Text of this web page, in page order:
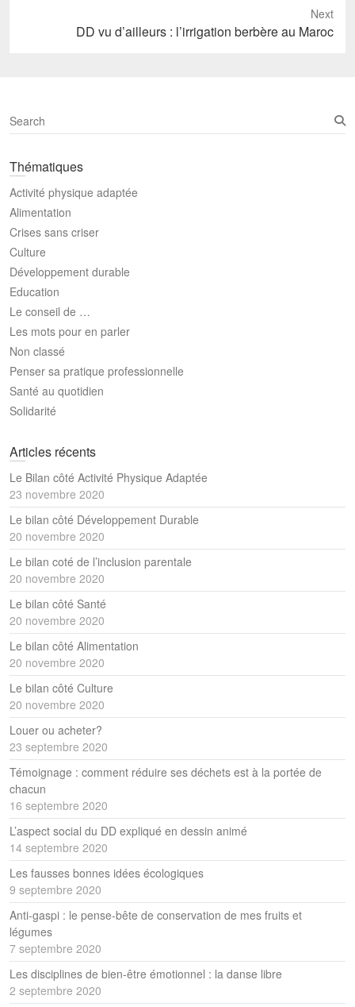
Next
DD vu d’ailleurs : l’irrigation berbère au Maroc
S
e
r
h
Thématiques
Activité physique adaptée
Alimentation
Crises sans criser
Culture
Développement durable
Education
Le conseil de …
Les mots pour en parler
Non classé
Penser sa pratique professionnelle
Santé au quotidien
Solidarité
Articles récents
Le Bilan côté Activité Physique Adaptée
23 novembre 2020
Le bilan côté Développement Durable
20 novembre 2020
Le bilan coté de l’inclusion parentale
20 novembre 2020
Le bilan côté Santé
20 novembre 2020
Le bilan côté Alimentation
20 novembre 2020
Le bilan côté Culture
20 novembre 2020
Louer ou acheter?
23 septembre 2020
Témoignage : comment réduire ses déchets est à la portée de
chacun
16 septembre 2020
L’aspect social du DD expliqué en dessin animé
14 septembre 2020
Les fausses bonnes idées écologiques
9 septembre 2020
Anti-gaspi : le pense-bête de conservation de mes fruits et
légumes
7 septembre 2020
Les disciplines de bien-être émotionnel : la danse libre
2 septembre 2020